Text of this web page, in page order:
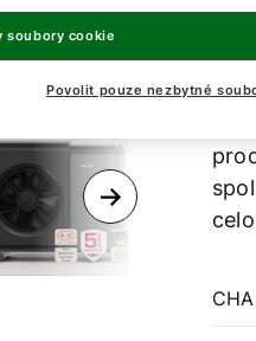
CHA
Povolit pouze nezbytné
soubory cookie